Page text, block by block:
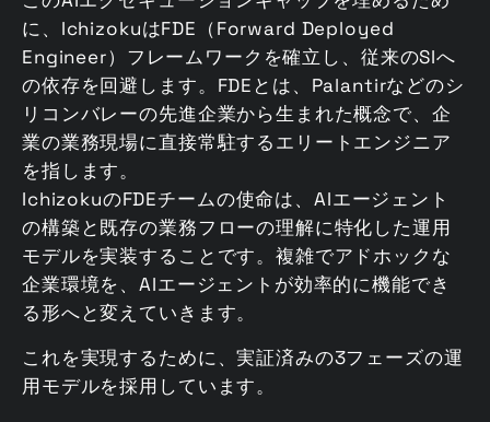
に、IchizokuはFDE（Forward Deployed
Engineer）フレームワークを確立し、従来のSIへ
の依存を回避します。FDEとは、Palantirなどのシ
リコンバレーの先進企業から生まれた概念で、企
業の業務現場に直接常駐するエリートエンジニア
を指します。
IchizokuのFDEチームの使命は、AIエージェント
の構築と既存の業務フローの理解に特化した運用
モデルを実装することです。複雑でアドホックな
企業環境を、AIエージェントが効率的に機能でき
る形へと変えていきます。
これを実現するために、実証済みの3フェーズの運
用モデルを採用しています。